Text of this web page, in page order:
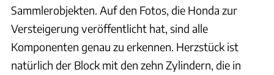
Sammlerobjekten. Auf den Fotos, die Honda zur
Versteigerung veröffentlicht hat, sind alle
Komponenten genau zu erkennen. Herzstück ist
natürlich der Block mit den zehn Zylindern, die in